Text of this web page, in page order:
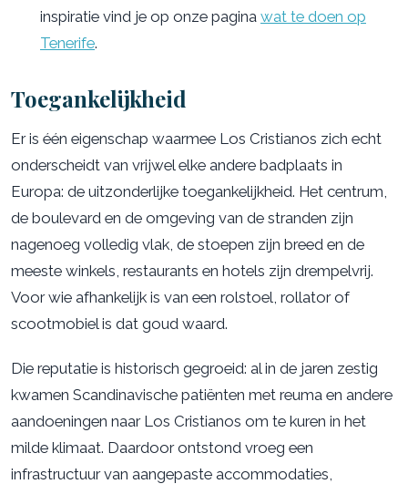
inspiratie vind je op onze pagina wat te doen op
Tenerife.
Toegankelijkheid
Er is één eigenschap waarmee Los Cristianos zich echt
onderscheidt van vrijwel elke andere badplaats in
Europa: de uitzonderlijke toegankelijkheid. Het centrum,
de boulevard en de omgeving van de stranden zijn
nagenoeg volledig vlak, de stoepen zijn breed en de
meeste winkels, restaurants en hotels zijn drempelvrij.
Voor wie afhankelijk is van een rolstoel, rollator of
scootmobiel is dat goud waard.
Die reputatie is historisch gegroeid: al in de jaren zestig
kwamen Scandinavische patiënten met reuma en andere
aandoeningen naar Los Cristianos om te kuren in het
milde klimaat. Daardoor ontstond vroeg een
infrastructuur van aangepaste accommodaties,